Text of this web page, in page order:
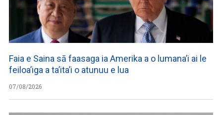
Faia e Saina sā faasaga ia Amerika a o lumana’i ai le
feiloa’iga a ta’ita’i o atunuu e lua
07/08/2026